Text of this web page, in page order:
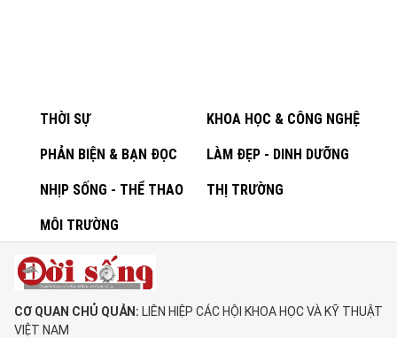
THỜI SỰ KHOA HỌC & CÔNG NGHỆ
PHẢN BIỆN & BẠN ĐỌC LÀM ĐẸP - DINH DƯỠNG
NHỊP SỐNG - THỂ THAO THỊ TRƯỜNG
MÔI TRƯỜNG
CƠ QUAN CHỦ QUẢN: LIÊN HIỆP CÁC HỘI KHOA HỌC VÀ KỸ THUẬT
VIỆT NAM